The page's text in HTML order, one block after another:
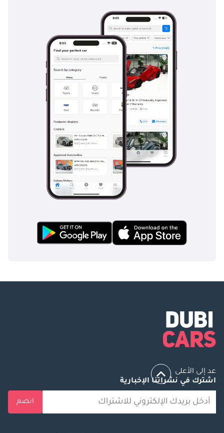
طويلة للحصول على سيارة جديدة. بفضل لونه الأخضر المميز وتصميمه
الذي يتسع لأربعة ركاب، يُعد هذا الطراز خيارًا استثنائيًا سيظل مرغوبًا
للغاية في سوق السيارات المستعملة في دول مجلس التعاون الخليجي
تم إنشاء هذه الإحصاءات بواسطة الذكاء الاصطناعي اعتماداً على بيانات
خبراء السوق. يُرجى دائماً فحص السيارة قبل الشراء.
عد إلى الأعلى
اشترك في نشراتنا الإخبارية
انضم